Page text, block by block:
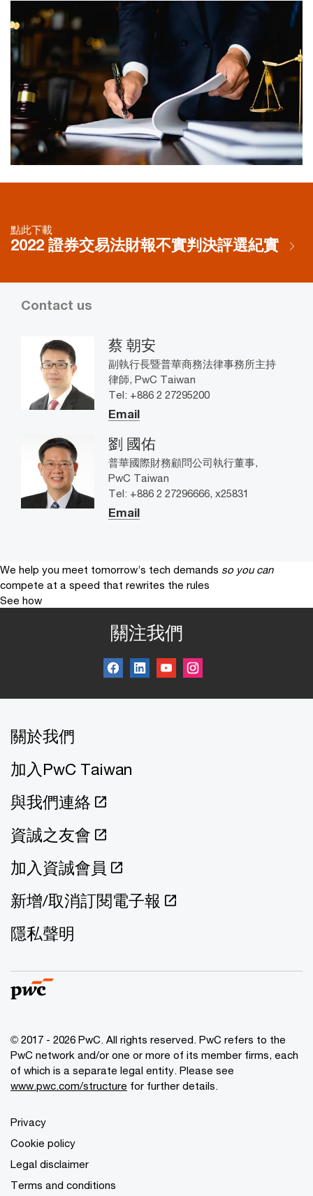
點此下載
2022 證券交易法財報不實判決評選紀實
Contact us
蔡 朝安
副執行長暨普華商務法律事務所主持
律師, PwC Taiwan
Tel: +886 2 27295200
Email
劉 國佑
普華國際財務顧問公司執行董事,
PwC Taiwan
Tel: +886 2 27296666, x25831
Email
We help you meet tomorrow’s tech demands so you can
compete at a speed that rewrites the rules
See how
關注我們
關於我們
加入PwC Taiwan
與我們連絡
資誠之友會
加入資誠會員
新增/取消訂閱電子報
隱私聲明
© 2017 - 2026 PwC. All rights reserved. PwC refers to the
PwC network and/or one or more of its member firms, each
of which is a separate legal entity. Please see
www.pwc.com/structure for further details.
Privacy
Cookie policy
Legal disclaimer
Terms and conditions